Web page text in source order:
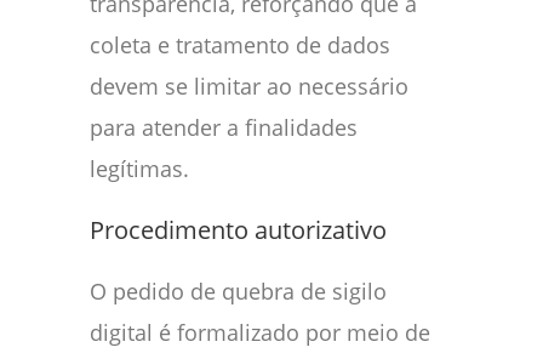
coleta e tratamento de dados
devem se limitar ao necessário
para atender a finalidades
legítimas.
Procedimento autorizativo
O pedido de quebra de sigilo
digital é formalizado por meio de